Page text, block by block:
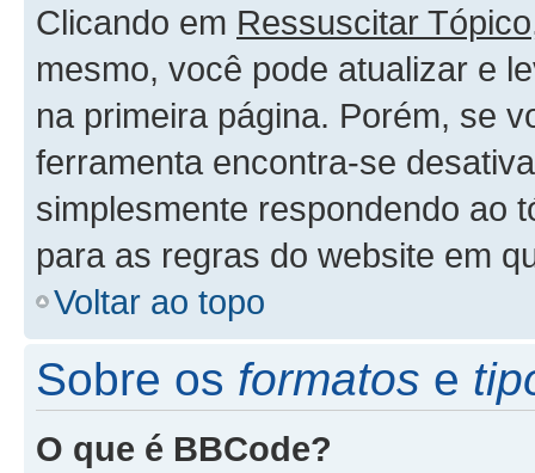
Clicando em Ressuscitar Tópico
mesmo, você pode atualizar e
na primeira página. Porém, se
ferramenta encontra-se
simplesmente respondendo ao
para as regras do website em
Voltar ao topo
Sobre os formatos e
O que é BBCode?